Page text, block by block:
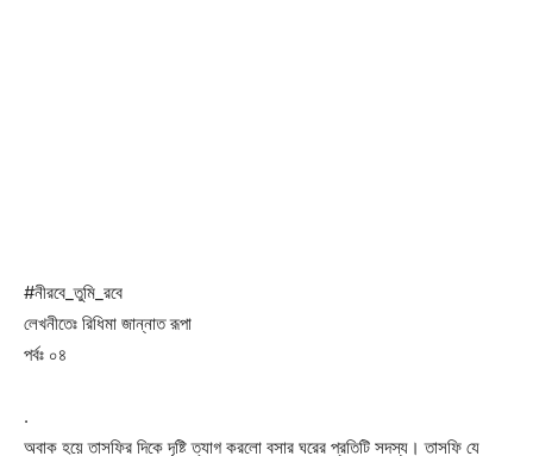
#নীরবে_তুমি_রবে
লেখনীতেঃ রিধিমা জান্নাত রূপা
পর্বঃ ০৪
.
অবাক হয়ে তাসফির দিকে দৃষ্টি ত্যাগ করলো বসার ঘরের প্রতিটি সদস্য। তাসফি যে